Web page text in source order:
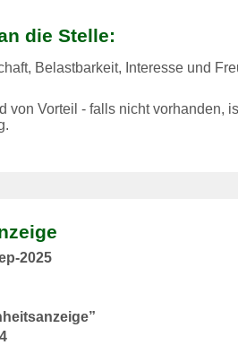
die Stelle:
Belastbarkeit, Interesse und
von Vorteil - falls nicht vorhanden,
2025